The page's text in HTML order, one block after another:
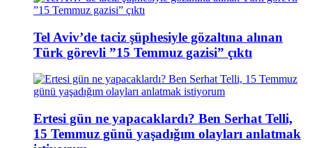
Tel Aviv’de taciz şüphesiyle gözaltına alınan
Türk görevli ”15 Temmuz gazisi” çıktı
Ertesi gün ne yapacaklardı? Ben Serhat Telli,
15 Temmuz günü yaşadığım olayları anlatmak